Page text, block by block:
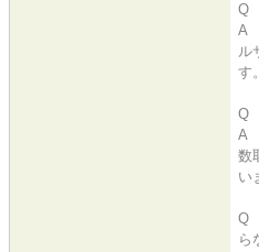
Q
A
ル
す。
Q
A
数
い
Q
ら